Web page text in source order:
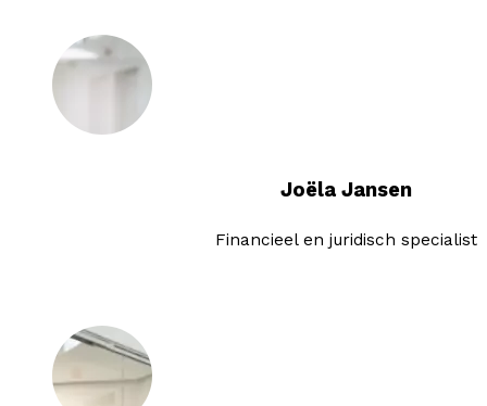
Joëla Jansen
Financieel en juridisch specialist